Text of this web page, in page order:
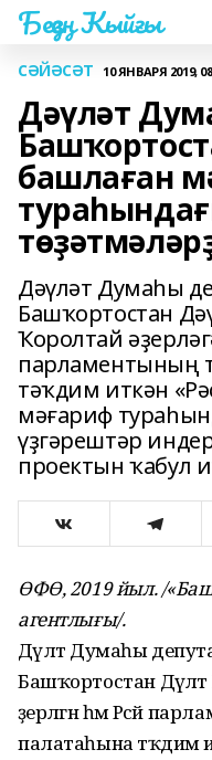
Беҙҙең Ҡыйғы
СӘЙӘСӘТ 10 ЯНВАРЯ 2019,
Дәүләт
башлаған
Дәүләт Думаһы
Башҡортостан
Ҡоролтай
парламентының
тәҡдим иткән
мәғариф
үҙгәрештәр
проектын ҡабул
ӨФӨ, 2019 йыл. /
агентлығы/.
Дәүләт Думаһы
Башҡортостан
әҙерләгән һәм Рәсәй
палатаһына тәҡдим